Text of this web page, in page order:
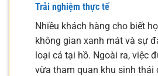
Trải nghiệm thực tế
Nhiều khách hàng cho biết
không gian xanh mát và sự
loại cá tại hồ. Ngoài ra, việc
vừa tham quan khu sinh thái